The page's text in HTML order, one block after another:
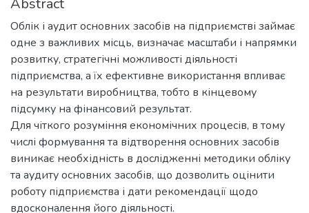
Облік і аудит основних засобів на підприємстві займає
одне з важливих місць, визначає масштаби і напрямки
розвитку, стратегічні можливості діяльності
підприємства, а їх ефективне використання впливає
на результати виробництва, тобто в кінцевому
підсумку на фінансовий результат.
Для чіткого розуміння економічних процесів, в тому
числі формування та відтворення основних засобів
виникає необхідність в дослідженні методики обліку
та аудиту основних засобів, що дозволить оцінити
роботу підприємства і дати рекомендації щодо
вдосконалення його діяльності.